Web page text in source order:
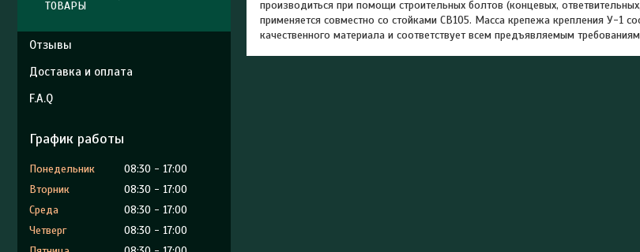
производиться при помощи строительных болтов (концевых,
применяется совместно со стойками CB105. Масса крепежа крепления У-1
качественного материала и соответствует всем предъявляемым
ТОВАРЫ
Отзывы
Доставка и оплата
F.A.Q
График работы
Понедельник 08:30
17:00
Вторник
08:30
17:00
Среда
08:30
17:00
Четверг
08:30
17:00